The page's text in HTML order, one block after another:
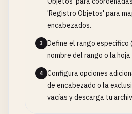
'Registro Objetos' para
encabezados.
3
Define el rango específico
nombre del rango o la
4
Configura opciones
de encabezado o la
vacías y descarga tu